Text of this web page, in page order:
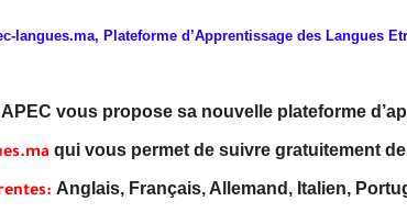
langues.ma, Plateforme d’Apprentissage des Langues
vous propose sa nouvelle plateforme
qui vous permet de suivre gratuitement
Anglais, Français, Allemand, Italien,